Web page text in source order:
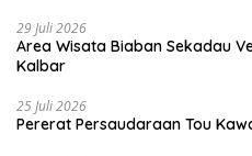
29 Juli 2026
Area Wisata Biaban Sekadau
Kalbar
25 Juli 2026
Pererat Persaudaraan Tou